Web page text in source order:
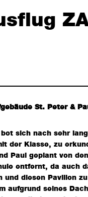
St. Peter &
bot sich nach sehr
der Klasse, zu
Paul geplant von
entfernt, da auch
und diesen Pavillon
aufgrund seines